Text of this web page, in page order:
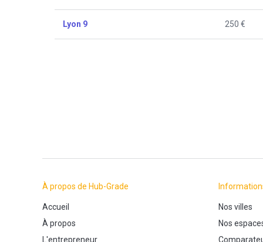
Lyon 9 250 €
À propos de Hub-Grade
Accueil
À propos
L'entrepreneur
Nos villes
Nos